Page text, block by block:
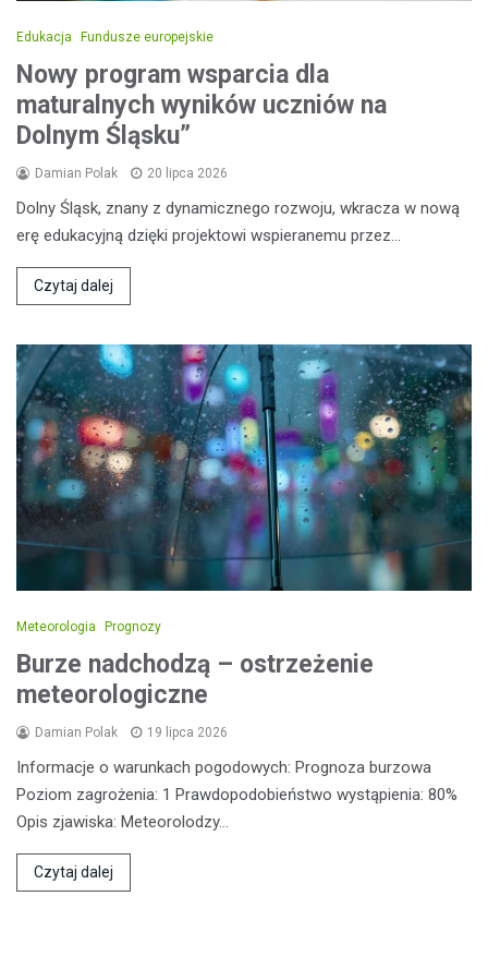
Edukacja Fundusze europejskie
Nowy program wsparcia dla
maturalnych wyników uczniów na
Dolnym Śląsku”
Damian Polak 20 lipca 2026
Dolny Śląsk, znany z dynamicznego rozwoju, wkracza w nową
erę edukacyjną dzięki projektowi wspieranemu przez…
Czytaj dalej
Meteorologia Prognozy
Burze nadchodzą – ostrzeżenie
meteorologiczne
Damian Polak 19 lipca 2026
Informacje o warunkach pogodowych: Prognoza burzowa
Poziom zagrożenia: 1 Prawdopodobieństwo wystąpienia: 80%
Opis zjawiska: Meteorolodzy…
Czytaj dalej